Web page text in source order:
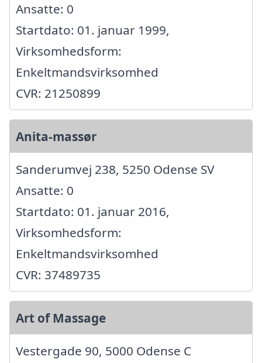
Ansatte: 0
Startdato: 01. januar 1999,
Virksomhedsform:
Enkeltmandsvirksomhed
CVR: 21250899
Anita-massør
Sanderumvej 238, 5250 Odense SV
Ansatte: 0
Startdato: 01. januar 2016,
Virksomhedsform:
Enkeltmandsvirksomhed
CVR: 37489735
Art of Massage
Vestergade 90, 5000 Odense C